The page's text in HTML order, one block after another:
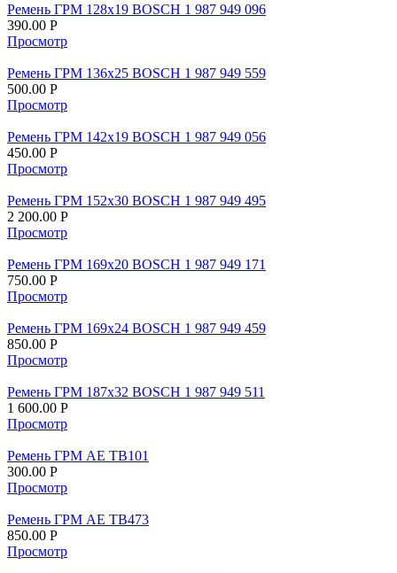
Ремень ГРМ 128х19 BOSCH 1 987 949 096
390.00 Р
Просмотр
Ремень ГРМ 136х25 BOSCH 1 987 949 559
500.00 Р
Просмотр
Ремень ГРМ 142х19 BOSCH 1 987 949 056
450.00 Р
Просмотр
Ремень ГРМ 152х30 BOSCH 1 987 949 495
2 200.00 Р
Просмотр
Ремень ГРМ 169х20 BOSCH 1 987 949 171
750.00 Р
Просмотр
Ремень ГРМ 169х24 BOSCH 1 987 949 459
850.00 Р
Просмотр
Ремень ГРМ 187х32 BOSCH 1 987 949 511
1 600.00 Р
Просмотр
Ремень ГРМ AE TB101
300.00 Р
Просмотр
Ремень ГРМ AE TB473
850.00 Р
Просмотр